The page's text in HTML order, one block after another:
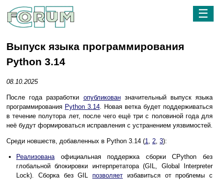
☰
Выпуск языка программирования
Python 3.14
08.10.2025
После года разработки опубликованзначительный выпуск языка
программирования Python 3.14 . Новая ветка будет поддерживаться
в течение полутора лет, после чего ещё три с половиной года для
неё будут формироваться исправления с устранением уязвимостей.
Среди новшеств, добавленных в Python 3.14 (1 2 3):
Реализована официальная поддержка сборки CPython без
глобальной блокировки интерпретатора (GIL, Global Interpreter
Lock). Сборка без GIL позволяет избавиться от проблемы с